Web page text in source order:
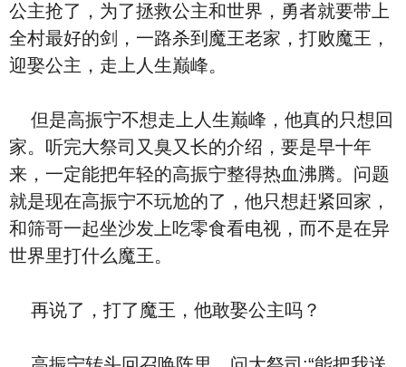
公主抢了，为了拯救公主和世界，勇者就要带上
全村最好的剑，一路杀到魔王老家，打败魔王，
迎娶公主，走上人生巅峰。
但是高振宁不想走上人生巅峰，他真的只想回
家。听完大祭司又臭又长的介绍，要是早十年
来，一定能把年轻的高振宁整得热血沸腾。问题
就是现在高振宁不玩尬的了，他只想赶紧回家，
和筛哥一起坐沙发上吃零食看电视，而不是在异
世界里打什么魔王。
再说了，打了魔王，他敢娶公主吗？